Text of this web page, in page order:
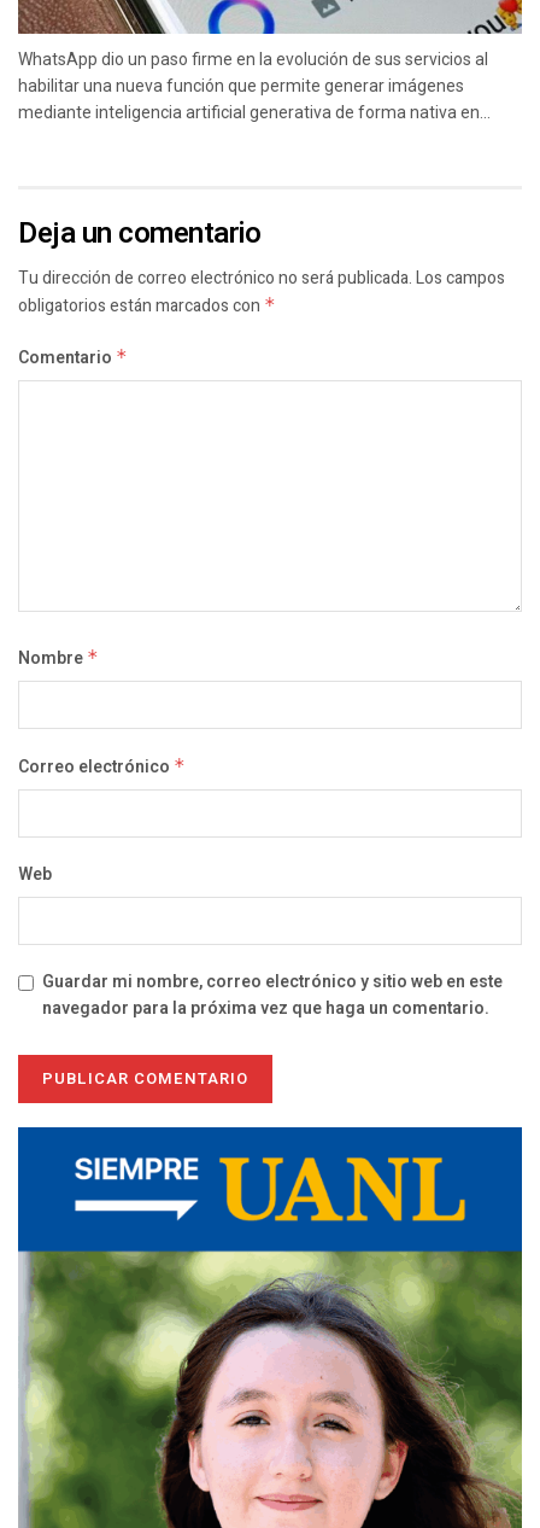
WhatsApp dio un paso firme en la evolución de sus servicios al
habilitar una nueva función que permite generar imágenes
mediante inteligencia artificial generativa de forma nativa en...
Deja un comentario
Tu dirección de correo electrónico no será publicada.Los campos
obligatorios están marcados con *
Comentario *
Nombre *
Correo electrónico *
Web
Guardar mi nombre, correo electrónico y sitio web en este
navegador para la próxima vez que haga un comentario.